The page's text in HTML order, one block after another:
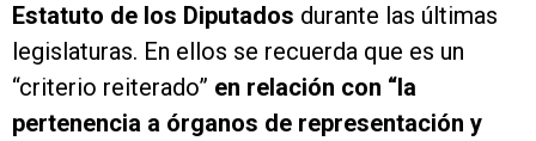
Estatuto de los Diputados durante las últimas
legislaturas. En ellos se recuerda que es un
“criterio reiterado” en relación con “la
pertenencia a órganos de representación y